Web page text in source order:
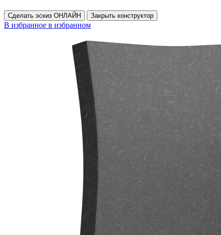
Сделать эскиз ОНЛАЙН Закрыть конструктор
В избранное в избранном